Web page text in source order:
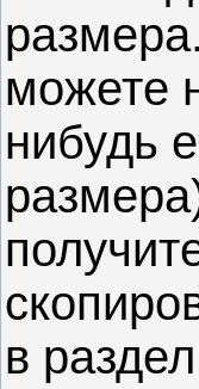
можете
нибудь
в